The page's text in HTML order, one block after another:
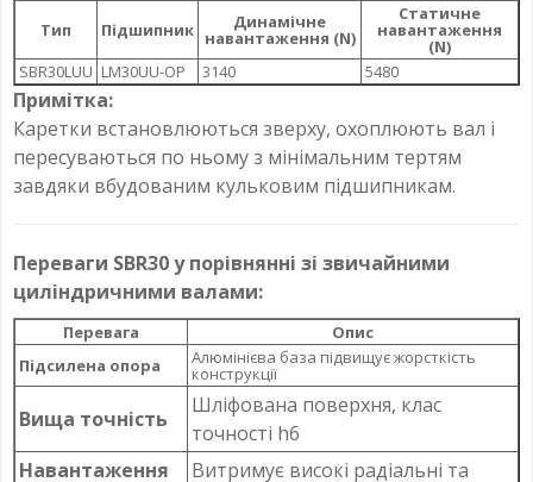
Тип Підшипник Динамічне
навантаження (N)
Статичне
навантаження
(N)
SBR30LUU LM30UU-OP 3140 5480
Примітка:
Каретки встановлюються зверху, охоплюють вал і
пересуваються по ньому з мінімальним тертям
завдяки вбудованим кульковим підшипникам.
Переваги SBR30 у порівнянні зі звичайними
циліндричними валами:
Перевага
Опис
Підсилена опора
Алюмінієва база підвищує жорсткість
конструкції
Вища точність
Шліфована поверхня, клас
точності h6
Навантаження
Витримує високі радіальні та